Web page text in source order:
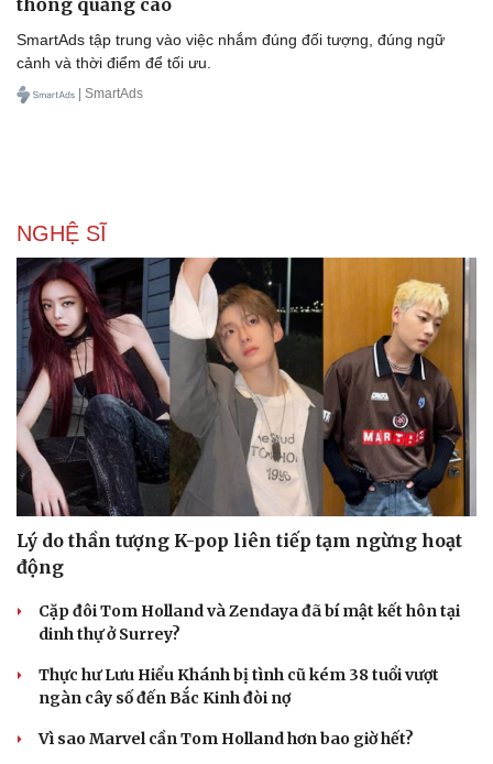
Du lịch
Tư vấn
Săn Tour
check-in
Podcast
Câu chuyện thời sự
Đọc truyện đêm khuya
Cửa sổ tình yêu
Kể chuyện cho bé
SmartAds tập trung vào việc nhắm đúng đối tượng, đúng ngữ
cảnh và thời điểm để tối ưu.
| SmartAds
NGHỆ SĨ
Lý do thần tượng K-pop liên tiếp tạm ngừng hoạt
động
Cặp đôi Tom Holland và Zendaya đã bí mật kết hôn tại
dinh thự ở Surrey?
Thực hư Lưu Hiểu Khánh bị tình cũ kém 38 tuổi vượt
ngàn cây số đến Bắc Kinh đòi nợ
Vì sao Marvel cần Tom Holland hơn bao giờ hết?